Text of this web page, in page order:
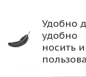
Удобно
удобно
носить и